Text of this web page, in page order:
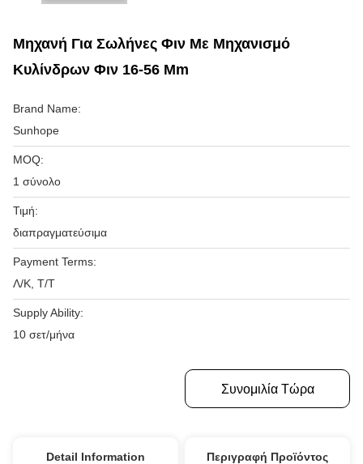
Μηχανή Για Σωλήνες Φιν Με Μηχανισμό
Κυλίνδρων Φιν 16-56 Mm
Brand Name:
Sunhope
MOQ:
1 σύνολο
Τιμή:
διαπραγματεύσιμα
Payment Terms:
Λ/Κ, Τ/Τ
Supply Ability:
10 σετ/μήνα
Συνομιλία Τώρα
Detail Information Περιγραφή Προϊόντος